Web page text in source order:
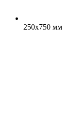
250x750 мм